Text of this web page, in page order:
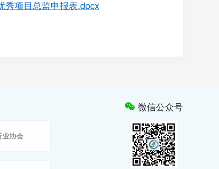
秀项目总监申报表.docx
业协会
微信公众号